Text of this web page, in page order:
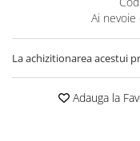
Cearceaf normal
Lenjerii Pufoase
Bumbac Neted
Bumbac 100% Poplin
Huse Impermeabile
Ai nevoie
La achizitionarea acestui
Adauga la